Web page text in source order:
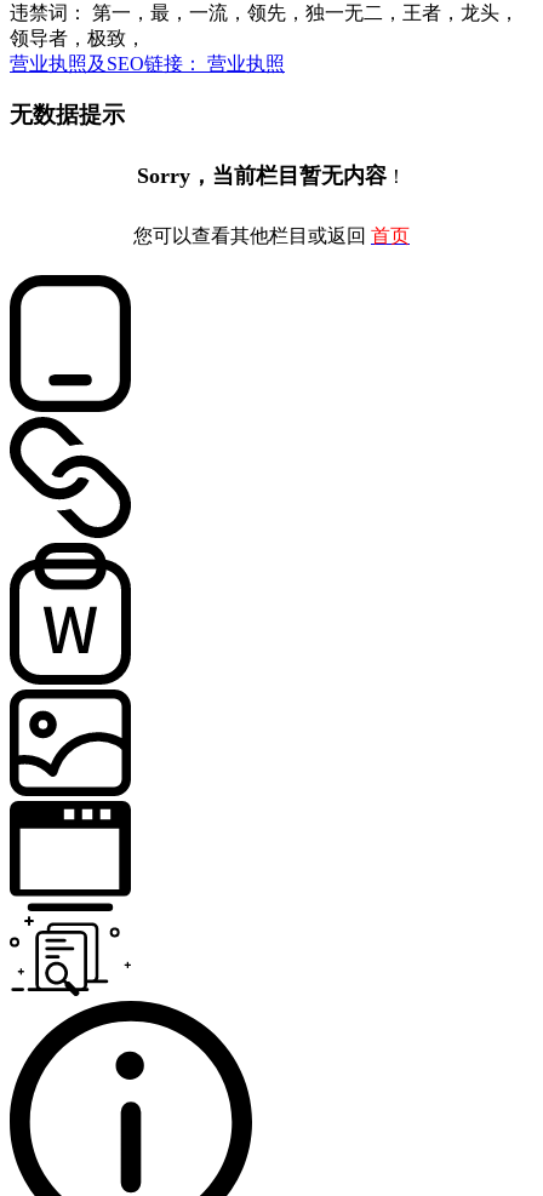
违禁词： 第一，最，一流，领先，独一无二，王者，龙头，
领导者，极致，
营业执照及SEO链接： 营业执照
无数据提示
Sorry，当前栏目暂无内容 ！
您可以查看其他栏目或返回 首页